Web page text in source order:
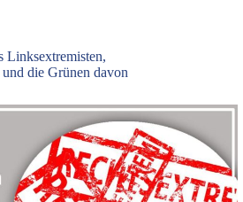
Linksextremisten,
die Grünen davon